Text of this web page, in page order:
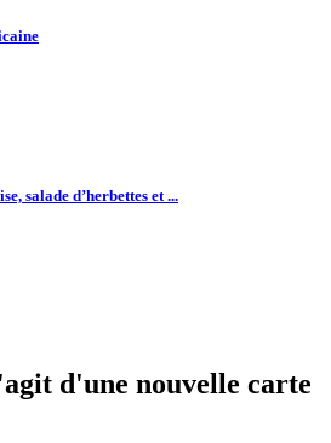
salade d’herbettes et ...
d'une nouvelle carte